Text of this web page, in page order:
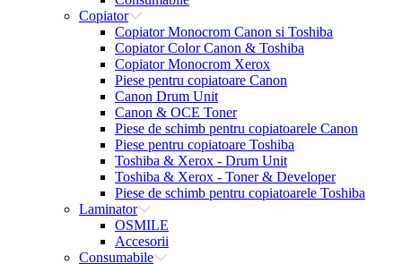
Copiator
Copiator Monocrom Canon si Toshiba
Copiator Color Canon & Toshiba
Copiator Monocrom Xerox
Piese pentru copiatoare Canon
Canon Drum Unit
Canon & OCE Toner
Piese de schimb pentru copiatoarele Canon
Piese pentru copiatoare Toshiba
Toshiba & Xerox - Drum Unit
Toshiba & Xerox - Toner & Developer
Piese de schimb pentru copiatoarele Toshiba
Laminator
OSMILE
Accesorii
Consumabile